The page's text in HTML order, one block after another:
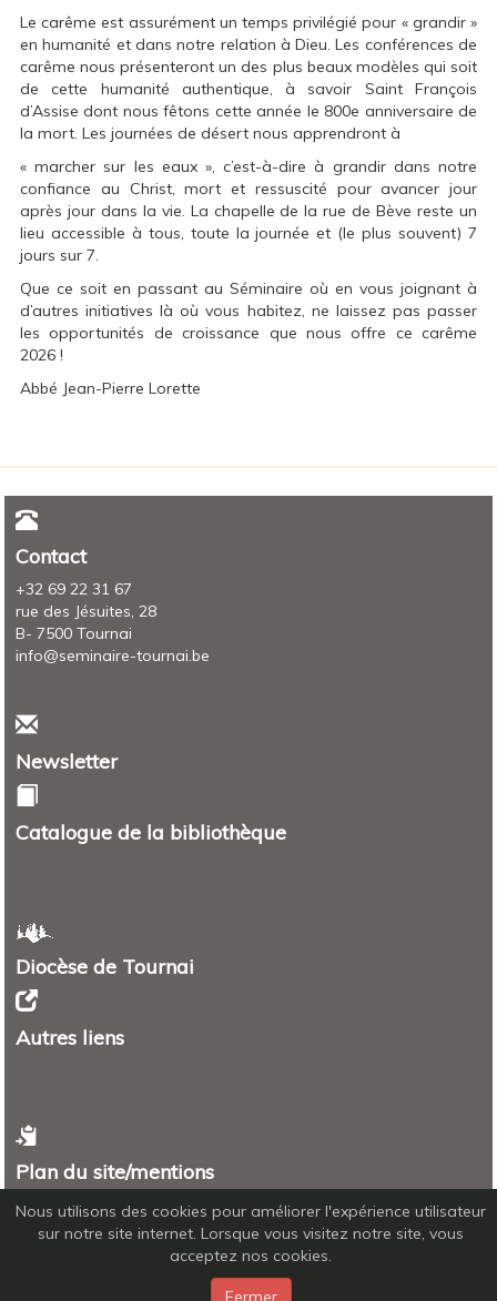
Le carême est assurément un temps privilégié pour « grandir »
en humanité et dans notre relation à Dieu. Les conférences de
carême nous présenteront un des plus beaux modèles qui soit
de cette humanité authentique, à savoir Saint François
d’Assise dont nous fêtons cette année le 800e anniversaire de
la mort. Les journées de désert nous apprendront à
« marcher sur les eaux », c’est-à-dire à grandir dans notre
confiance au Christ, mort et ressuscité pour avancer jour
après jour dans la vie. La chapelle de la rue de Bève reste un
lieu accessible à tous, toute la journée et (le plus souvent) 7
jours sur 7.
Que ce soit en passant au Séminaire où en vous joignant à
d’autres initiatives là où vous habitez, ne laissez pas passer
les opportunités de croissance que nous offre ce carême
2026 !
Abbé Jean-Pierre Lorette
Contact
+32 69 22 31 67
rue des Jésuites, 28
B- 7500 Tournai
info@seminaire-tournai.be
Newsletter
Catalogue de la bibliothèque
Diocèse de Tournai
Autres liens
Plan du site/mentions
Plan
Mentions légales - RGPD
Nous utilisons des cookies pour améliorer l'expérience utilisateur
sur notre site internet. Lorsque vous visitez notre site, vous
acceptez nos cookies.
Fermer